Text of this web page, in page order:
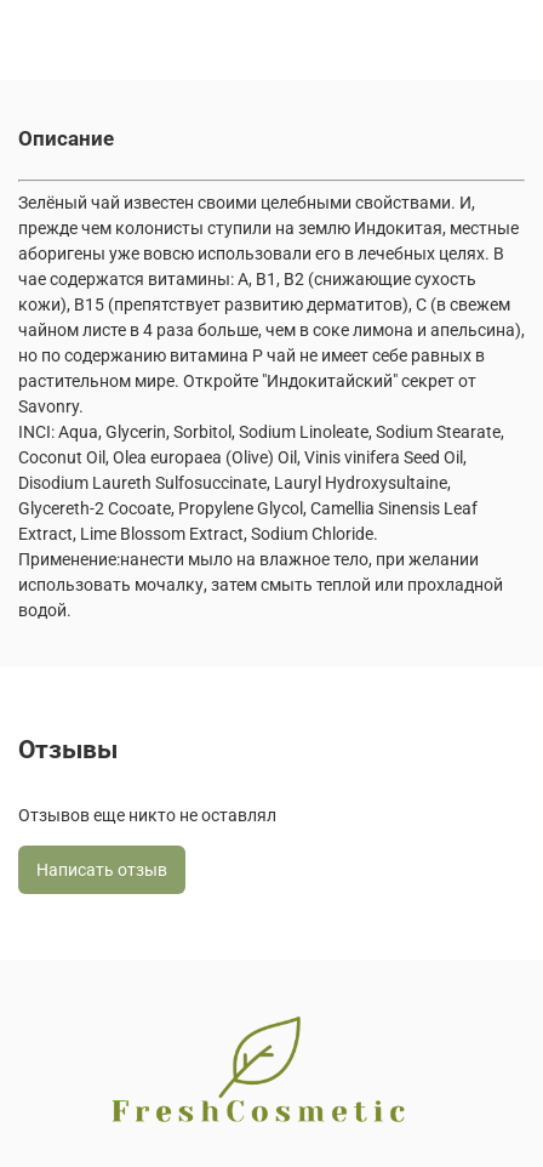
Описание
Зелёный чай известен своими целебными свойствами. И,
прежде чем колонисты ступили на землю Индокитая, местные
аборигены уже вовсю использовали его в лечебных целях. В
чае содержатся витамины: А, В1, В2 (снижающие сухость
кожи), В15 (препятствует развитию дерматитов), С (в свежем
чайном листе в 4 раза больше, чем в соке лимона и апельсина),
но по содержанию витамина Р чай не имеет себе равных в
растительном мире. Откройте "Индокитайский" секрет от
Savonry.
INCI: Aqua, Glycerin, Sorbitol, Sodium Linoleate, Sodium Stearate,
Coconut Oil, Olea europaea (Olive) Oil, Vinis vinifera Seed Oil,
Disodium Laureth Sulfosuccinate, Lauryl Hydroxysultaine,
Glycereth-2 Cocoate, Propylene Glycol, Camellia Sinensis Leaf
Extract, Lime Blossom Extract, Sodium Chloride.
Применение:нанести мыло на влажное тело, при желании
использовать мочалку, затем смыть теплой или прохладной
водой.
Отзывы
Отзывов еще никто не оставлял
Написать отзыв